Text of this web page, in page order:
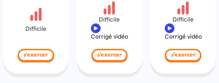
Difficile
s'exercer
Difficile
Corrigé vidéo
s'exercer
Difficile
Corrigé vidéo
s'exercer